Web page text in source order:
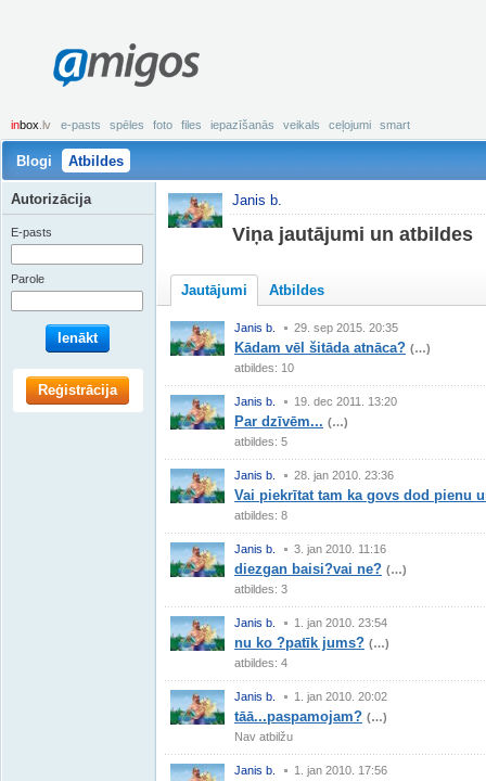
amigos
inbox .lv e-pasts spēles foto files iepazīšanās veikals ceļojumi smart
Blogi Atbildes
Janis b.
Viņa jautājumi un atbildes
Jautājumi Atbildes
Janis b. 29. sep 2015. 20:35
Kādam vēl šitāda atnāca? (…)
atbildes: 10
Janis b. 19. dec 2011. 13:20
Par dzīvēm... (…)
atbildes: 5
Janis b. 28. jan 2010. 23:36
Vai piekrītat tam ka govs dod pienu
atbildes: 8
Janis b. 3. jan 2010. 11:16
diezgan baisi?vai ne? (…)
atbildes: 3
Janis b. 1. jan 2010. 23:54
nu ko ?patīk jums? (…)
atbildes: 4
Janis b. 1. jan 2010. 20:02
tāā...paspamojam? (…)
Nav atbilžu
Janis b. 1. jan 2010. 17:56
Autorizācija
E-pasts
Parole
Ienākt
Reģistrācija